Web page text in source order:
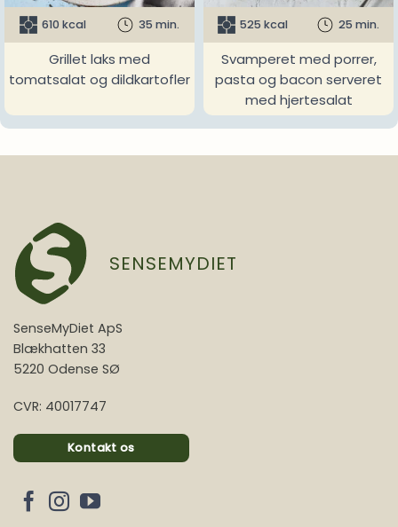
610 kcal 35 min.
Grillet laks med
tomatsalat og dildkartofler
525 kcal 25 min.
Svamperet med porrer,
pasta og bacon serveret
med hjertesalat
SENSEMYDIET
SenseMyDiet ApS
Blækhatten 33
5220 Odense SØ
CVR: 40017747
Kontakt os